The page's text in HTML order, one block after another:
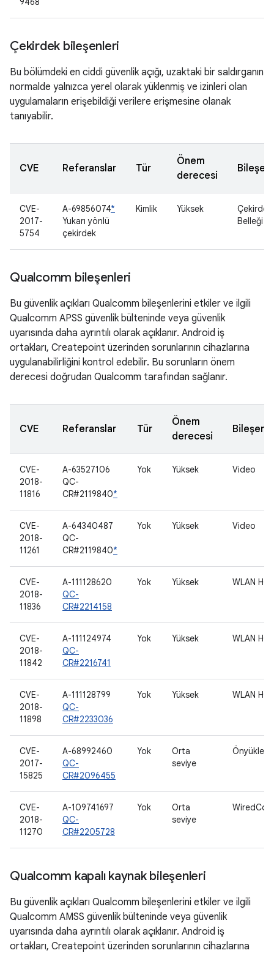
Çekirdek bileşenleri
Bu bölümdeki en ciddi güvenlik açığı, uzaktaki bir saldırganın
normalde yalnızca yerel olarak yüklenmiş ve izinleri olan
uygulamaların erişebildiği verilere erişmesine olanak
tanıyabilir.
CVE Referanslar Tür
Önem
derecesi
Bileşen
CVE-
2017-
5754
A-69856074*
Yukarı yönlü
çekirdek
Kimlik Yüksek
Çekirdek
Belleği
Qualcomm bileşenleri
Bu güvenlik açıkları Qualcomm bileşenlerini etkiler ve ilgili
Qualcomm APSS güvenlik bülteninde veya güvenlik
uyarısında daha ayrıntılı olarak açıklanır. Android iş
ortakları, Createpoint üzerinden sorunlarının cihazlarına
uygulanabilirliğini kontrol edebilir. Bu sorunların önem
derecesi doğrudan Qualcomm tarafından sağlanır.
CVE Referanslar Tür
Önem
derecesi
Bileşen
CVE-
2018-
11816
A-63527106
QC-
CR#2119840*
Yok Yüksek Video
CVE-
2018-
11261
A-64340487
QC-
CR#2119840*
Yok Yüksek Video
CVE-
2018-
11836
A-111128620
QC-
CR#2214158
Yok Yüksek WLAN
CVE-
2018-
11842
A-111124974
QC-
CR#2216741
Yok Yüksek WLAN
CVE-
2018-
11898
A-111128799
QC-
CR#2233036
Yok Yüksek WLAN
CVE-
2017-
15825
A-68992460
QC-
CR#2096455
Yok
Orta
seviye
CVE-
2018-
11270
A-109741697
QC-
CR#2205728
Yok
Orta
seviye
Qualcomm kapalı kaynak bileşenleri
Bu güvenlik açıkları Qualcomm bileşenlerini etkiler ve ilgili
Qualcomm AMSS güvenlik bülteninde veya güvenlik
uyarısında daha ayrıntılı olarak açıklanır. Android iş
ortakları, Createpoint üzerinden sorunlarının cihazlarına